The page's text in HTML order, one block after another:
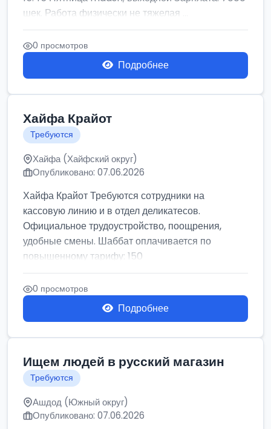
шек. Работа физически не тяжелая ...
0 просмотров
Подробнее
Хайфа Крайот
Требуются
Хайфа (Хайфский округ)
Опубликовано: 07.06.2026
Хайфа Крайот Требуются сотрудники на
кассовую линию и в отдел деликатесов.
Официальное трудоустройство, поощрения,
удобные смены. Шаббат оплачивается по
повышенному тарифу: 150
0 просмотров
Подробнее
Ищем людей в русский магазин
Требуются
Ашдод (Южный округ)
Опубликовано: 07.06.2026